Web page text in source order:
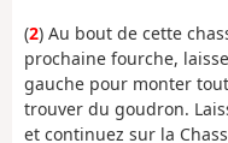
(2) Au bout de cette
prochaine fourche,
gauche pour monter
trouver du goudron.
et continuez sur la